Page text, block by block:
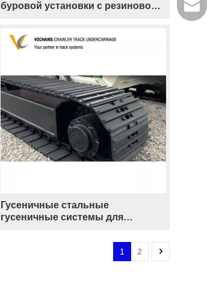
буровой установки с резиновой
Гусеничные стальные
гусеничные системы для
установок, бульдозеров,
1 2